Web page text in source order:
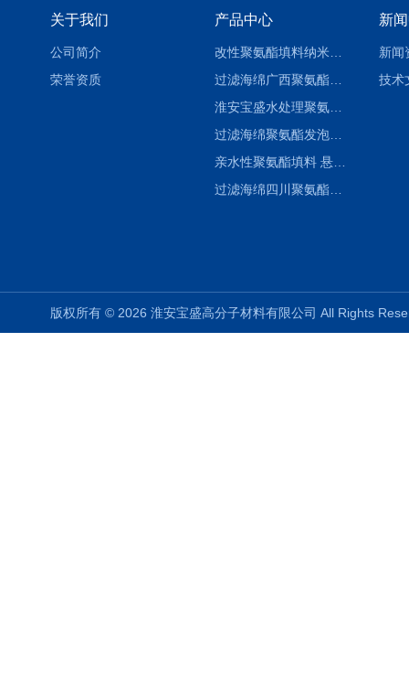
关于我们
公司简介
荣誉资质
产品中心
改性聚氨酯填料纳米亲水生物填料 悬浮生物填料
过滤海绵广西聚氨酯海绵填料 水处理生物填料定制 悬浮生物填料
淮安宝盛水处理聚氨酯生物填料，海绵填料， 悬浮生物填料
过滤海绵聚氨酯发泡过滤网海绵 悬浮生物填料
亲水性聚氨酯填料 悬浮生物填料
过滤海绵四川聚氨酯生物海绵填料 悬浮生物填料
新
新闻
技术
版权所有 © 2026 淮安宝盛高分子材料有限公司 All Rights